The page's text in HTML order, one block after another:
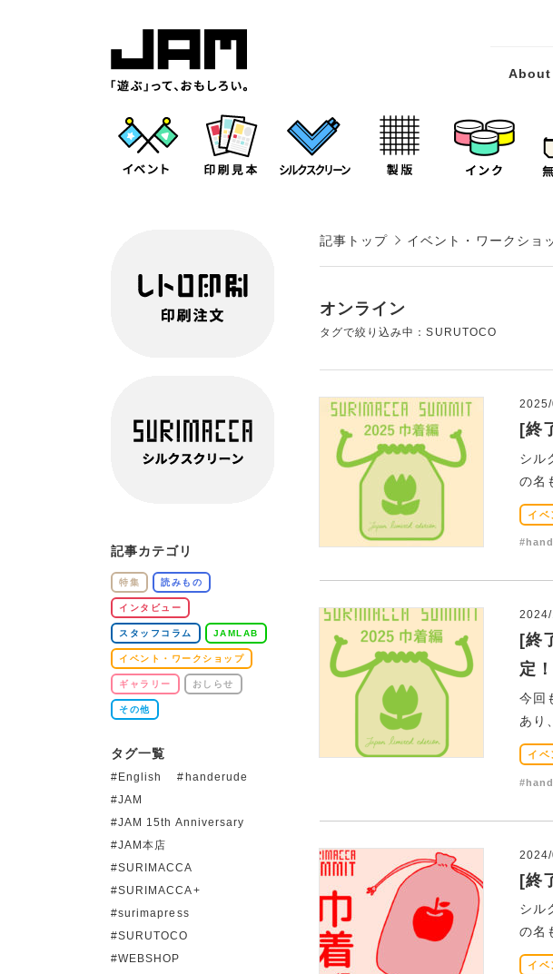
About
記事トップ イベント・ワークショ
オンライン
タグで絞り込み中：SURUTOCO
2025/
[終
シル
の名
イベ
2024/
[終
定！
今回
あり
イベ
2024/
[終
シル
の名
イベ
記事カテゴリ
特集 読みもの
インタビュー
スタッフコラム JAMLAB
イベント・ワークショップ
ギャラリー おしらせ
その他
タグ一覧
English
handerude
JAM
JAM 15th Anniversary
JAM本店
SURIMACCA
SURIMACCA+
surimapress
SURUTOCO
WEBSHOP